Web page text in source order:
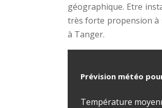
géographique. Etre
très forte propension à
à Tanger.
Prévision météo
Température